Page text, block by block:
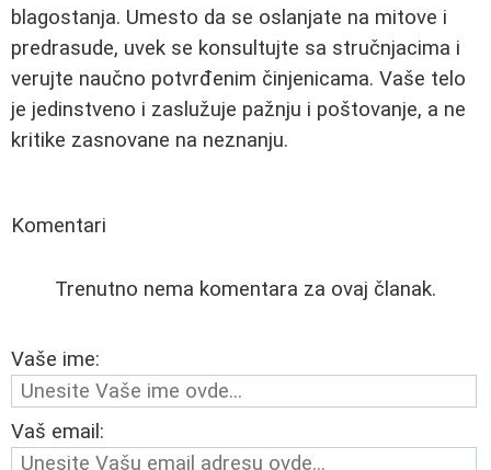
blagostanja. Umesto da se oslanjate na mitove i
predrasude, uvek se konsultujte sa stručnjacima i
verujte naučno potvrđenim činjenicama. Vaše telo
je jedinstveno i zaslužuje pažnju i poštovanje, a ne
kritike zasnovane na neznanju.
Komentari
Trenutno nema komentara za ovaj članak.
Vaše ime:
Vaš email: